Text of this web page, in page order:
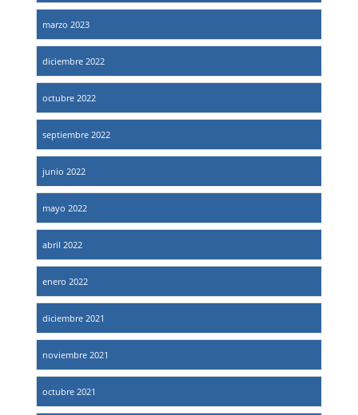
marzo 2023
diciembre 2022
octubre 2022
septiembre 2022
junio 2022
mayo 2022
abril 2022
enero 2022
diciembre 2021
noviembre 2021
octubre 2021